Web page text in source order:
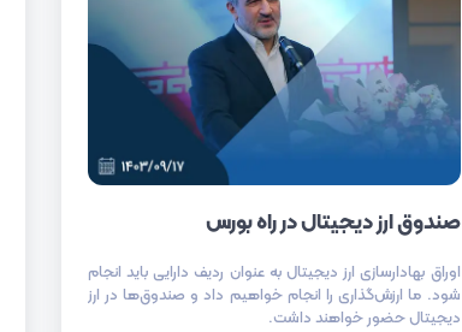
صندوق ارز دیجیتال در راه بورس
اوراق بهادارسازی ارز دیجیتال به عنوان ردیف دارایی باید انجام
شود. ما ارزش‌گذاری را انجام خواهیم داد و صندوق‌ها در ارز
دیجیتال حضور خواهند داشت.